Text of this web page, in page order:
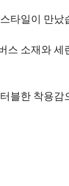
타일이 만났
스 소재와
블한 착용